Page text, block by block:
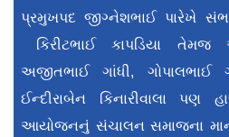
પ્રમુખપદ જીગ્નેશભાઈ પારેખે
કિરીટભાઈ કાપડિયા તેમજ
અજીતભાઈ ગાંધી, ગોપાલભાઈ
ઈન્દીરાબેન કિનારીવાલા પણ
આયોજનનું સંચાલન સમાજના